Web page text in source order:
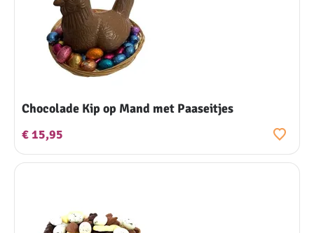
Chocolade Kip op Mand met Paaseitjes
€ 15,95